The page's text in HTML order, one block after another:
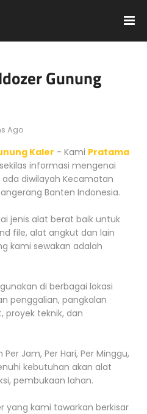
Gunung
Ago
Kaler - Kami Pratama
informasi mengenai
diwilayah Kecamatan
Banten Indonesia.
jenis alat berat baik untuk
file, alat angkut dan lain
kami sewakan adalah
di berbagai lokasi
penggalian, pangkalan
proyek teknik, dan
Jam, Per Hari, Per Minggu,
kebutuhan akan alat
pembukaan lahan.
yang kami tawarkan berkisar